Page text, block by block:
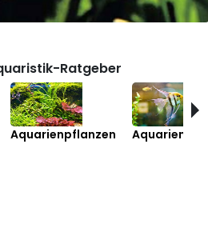
Ratgeber
Aquarienpflanzen